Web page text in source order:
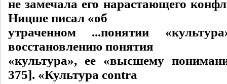
не замечала его нарастающего
Ницше писал «об
утраченном ...понятии
восстановлению понятия
«культура», ее «высшему
375]. «Культура contra